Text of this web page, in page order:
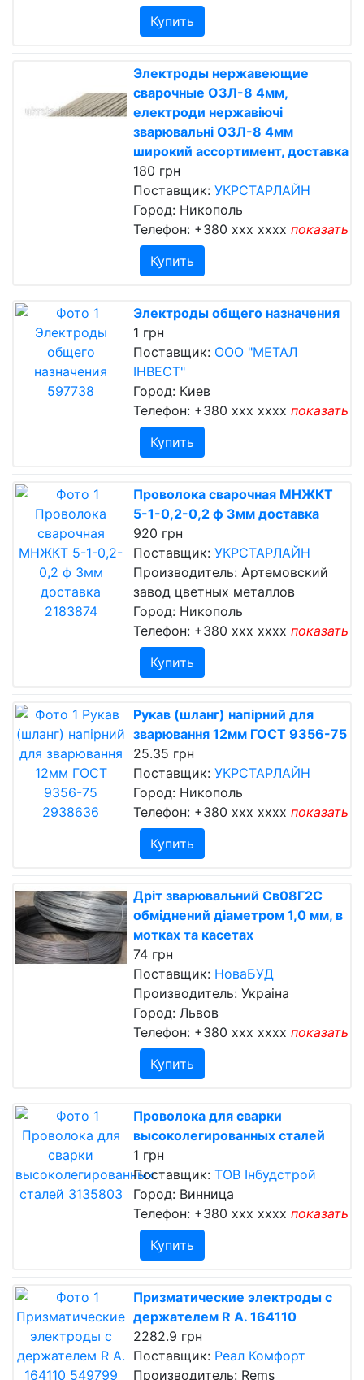
Купить
Электроды нержавеющие
сварочные ОЗЛ-8 4мм,
електроди нержавіючі
зварювальні ОЗЛ-8 4мм
широкий ассортимент, доставка
180 грн
Поставщик: УКРСТАРЛАЙН
Город: Никополь
Телефон: +380 xxx xxxx показать
Купить
Электроды общего назначения
1 грн
Поставщик: ООО "МЕТАЛ
ІНВЕСТ"
Город: Киев
Телефон: +380 xxx xxxx показать
Купить
Проволока сварочная МНЖКТ
5-1-0,2-0,2 ф 3мм доставка
920 грн
Поставщик: УКРСТАРЛАЙН
Производитель: Артемовский
завод цветных металлов
Город: Никополь
Телефон: +380 xxx xxxx показать
Купить
Рукав (шланг) напірний для
зварювання 12мм ГОСТ 9356-75
25.35 грн
Поставщик: УКРСТАРЛАЙН
Город: Никополь
Телефон: +380 xxx xxxx показать
Купить
Дріт зварювальний Св08Г2С
обміднений діаметром 1,0 мм, в
мотках та касетах
74 грн
Поставщик: НоваБУД
Производитель: Украіна
Город: Львов
Телефон: +380 xxx xxxx показать
Купить
Проволока для сварки
высоколегированных сталей
1 грн
Поставщик: ТОВ Інбудстрой
Город: Винница
Телефон: +380 xxx xxxx показать
Купить
Призматические электроды с
держателем R А. 164110
2282.9 грн
Поставщик: Реал Комфорт
Производитель: Rems